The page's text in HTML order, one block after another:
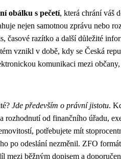
obálku s pečetí, která chrání váš
nejen samotnou zprávu nebo
časové razítko a další důležité
vznikl v době, kdy se Česká
komunikaci mezi
Jde především o právní jistotu.
rozhodnutí od finančního úřadu,
potřebujete mít
po odeslání nezměnil. ZFO
mezi běžným dopisem a